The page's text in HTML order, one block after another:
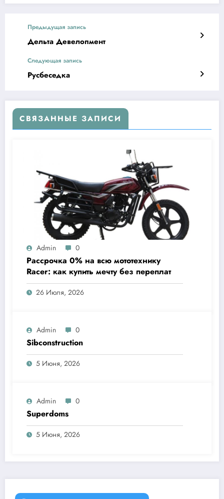
Предыдущая запись
Дельта Девелопмент
Следующая запись
Русбеседка
СВЯЗАННЫЕ ЗАПИСИ
Admin 0
Рассрочка 0% на всю мототехнику
Racer: как купить мечту без переплат
26 Июля, 2026
Admin 0
Sibconstruction
5 Июня, 2026
Admin 0
Superdoms
5 Июня, 2026